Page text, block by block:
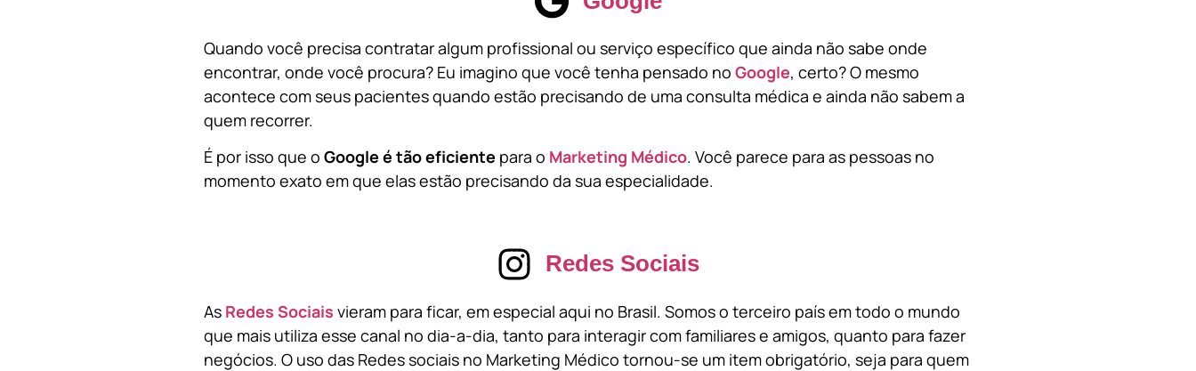
Quando você precisa contratar algum profissional ou serviço específico que ainda não sabe onde
encontrar, onde você procura? Eu imagino que você tenha pensado no Google, certo? O mesmo
acontece com seus pacientes quando estão precisando de uma consulta médica e ainda não sabem a
quem recorrer.
É por isso que o Google é tão eficiente para o Marketing Médico. Você parece para as pessoas no
momento exato em que elas estão precisando da sua especialidade.
Redes Sociais
As Redes Sociais vieram para ficar, em especial aqui no Brasil. Somos o terceiro país em todo o mundo
que mais utiliza esse canal no dia-a-dia, tanto para interagir com familiares e amigos, quanto para fazer
negócios. O uso das Redes sociais no Marketing Médico tornou-se um item obrigatório, seja para quem